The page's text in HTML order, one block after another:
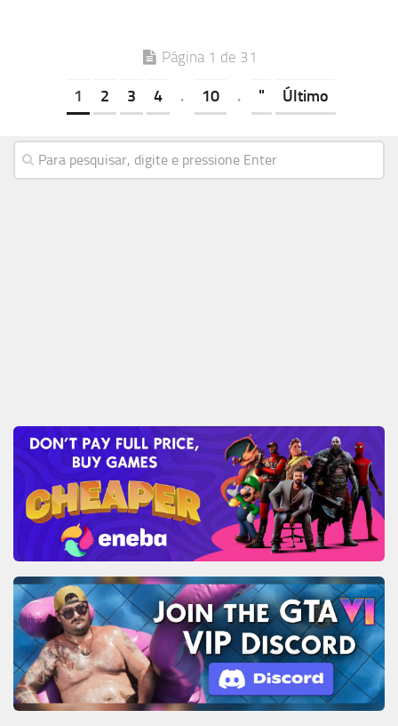
Página 1 de 31
1 2 3 4 . 10 . " Último